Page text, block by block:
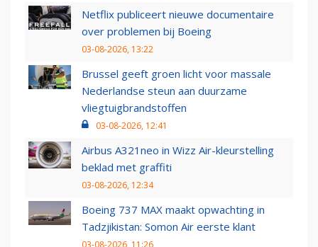
Netflix publiceert nieuwe documentaire
over problemen bij Boeing
03-08-2026, 13:22
Brussel geeft groen licht voor massale
Nederlandse steun aan duurzame
vliegtuigbrandstoffen
03-08-2026, 12:41
Airbus A321neo in Wizz Air-kleurstelling
beklad met graffiti
03-08-2026, 12:34
Boeing 737 MAX maakt opwachting in
Tadzjikistan: Somon Air eerste klant